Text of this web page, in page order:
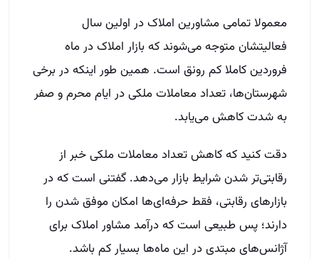
معمولا تمامی مشاورین املاک در اولین سال
فعالیتشان متوجه می‌شوند که بازار املاک در ماه
فروردین کاملا کم رونق است. همین طور اینکه در برخی
شهرستان‌‌ها، تعداد معاملات ملکی در ایام محرم و صفر
به شدت کاهش می‌یابد.
دقت کنید که کاهش تعداد معاملات ملکی خبر از
رقابتی‌تر شدن شرایط بازار می‌دهد. گفتنی است که در
بازار‌های رقابتی، فقط حرفه‌ای‌ها امکان موفق شدن را
دارند؛ پس طبیعی است که در‌آمد مشاور املاک برای
آژانس‌های مبتدی در این ماه‌‌ها بسیار کم باشد.